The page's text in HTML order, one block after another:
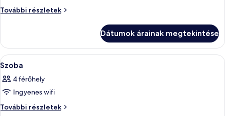
or
(Black
Church
view)
További részletek
Deluxe
Room
(Black
Church
további
részletei
Dátumok árainak megtekintése
A
következő
szoba
összes
képének
Egy hálószoba, melyben fából
3
Szoba
4 férőhely
Ingyenes wifi
További részletek
Szoba